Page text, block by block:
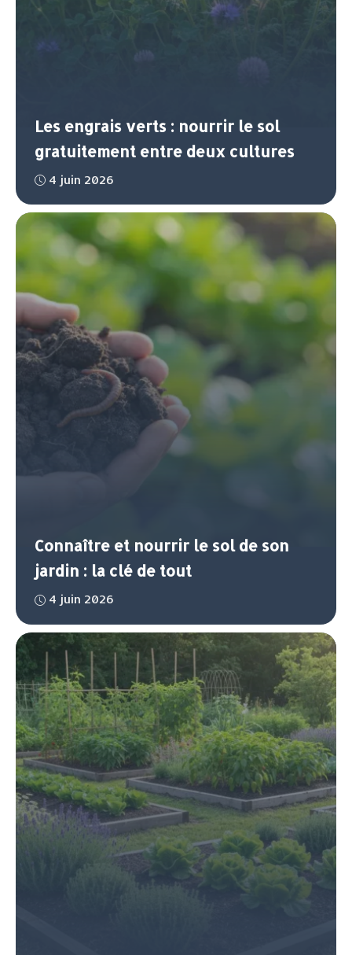
Les engrais verts : nourrir le sol
gratuitement entre deux cultures
4 juin 2026
Connaître et nourrir le sol de son
jardin : la clé de tout
4 juin 2026